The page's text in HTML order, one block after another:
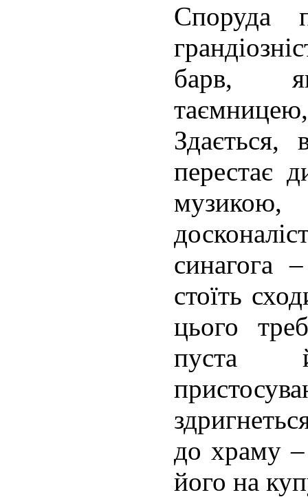
Споруда
барв,
перестає
синагога
стоїть
цього
пуста
до храму –
його на